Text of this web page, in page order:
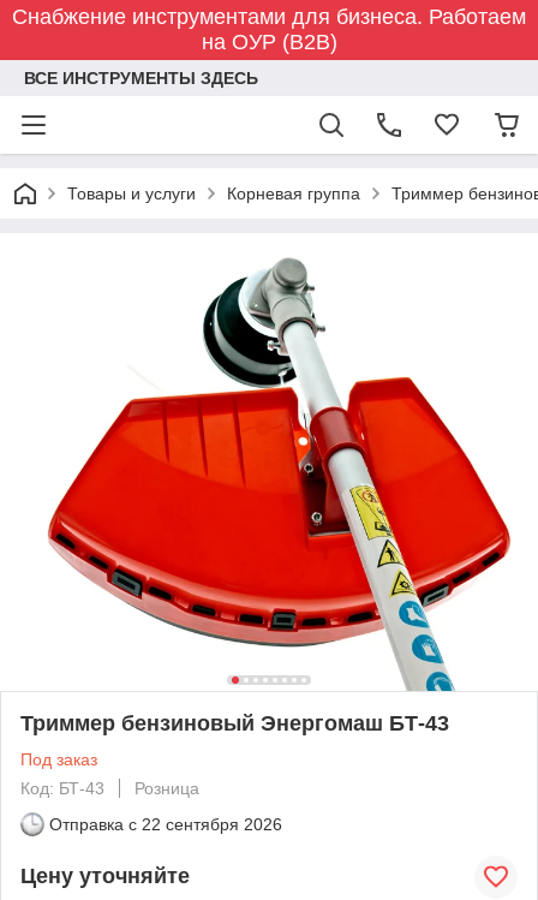
Снабжение инструментами для бизнеса. Работаем
на ОУР (B2B)
ВСЕ ИНСТРУМЕНТЫ ЗДЕСЬ
Товары и услуги Корневая группа Триммер
Триммер бензиновый Энергомаш БТ-43
Под заказ
Код: БТ-43
Розница
Отправка с 22 сентября 2026
Цену уточняйте